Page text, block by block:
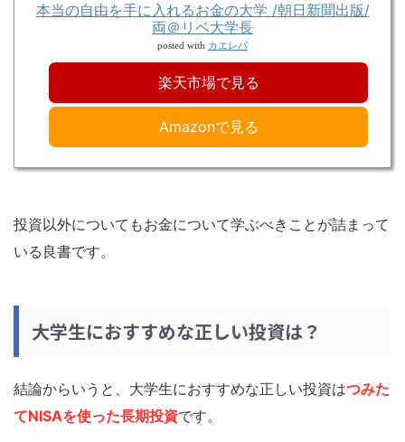
本当の自由を手に入れるお金の大学 /朝日新聞出版/
両＠リベ大学長
posted with カエレバ
楽天市場で見る
Amazonで見る
投資以外についてもお金について学ぶべきことが詰まって
いる良書です。
大学生におすすめな正しい投資は？
結論からいうと、大学生におすすめな正しい投資はつみた
てNISAを使った長期投資です。